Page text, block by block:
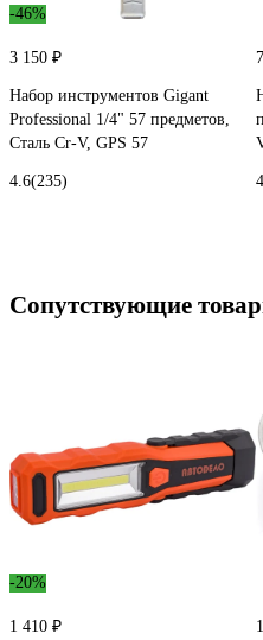
-46%
3 150 ₽
Набор инструментов Gigant
Professional 1/4" 57 предметов,
Сталь Cr-V, GPS 57
4.6(235)
Сопутствующие
-20%
1 410 ₽